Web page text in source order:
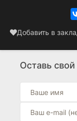
Добавить в
Оставь